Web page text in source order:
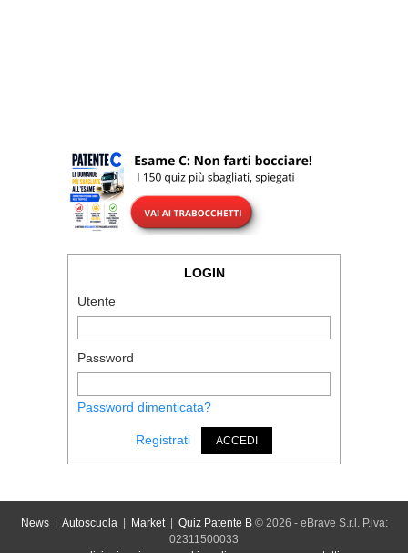
LOGIN
Utente
Password
Password dimenticata?
Registrati ACCEDI
News| Autoscuola| Market| Quiz Patente B© 2026 - eBrave S.r.l. P.iva:
02311500033